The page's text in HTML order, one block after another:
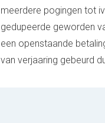
meerdere pogingen tot
gedupeerde geworden
een openstaande
van verjaaring gebeurd